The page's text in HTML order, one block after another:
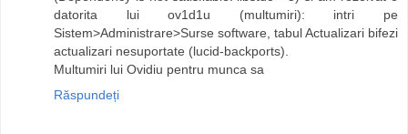
datorita lui ov1d1u (multumiri): intri pe
Sistem>Administrare>Surse software, tabul Actualizari bifezi
actualizari nesuportate (lucid-backports).
Multumiri lui Ovidiu pentru munca sa
Răspundeți